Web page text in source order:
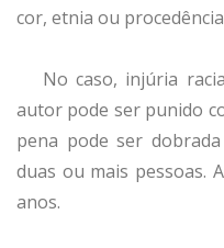
cor, etnia ou
No caso, injúria
autor pode ser punido
pena pode ser
duas ou mais pessoas.
anos.